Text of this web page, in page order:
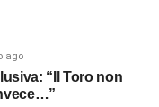
ago
“Il Toro non